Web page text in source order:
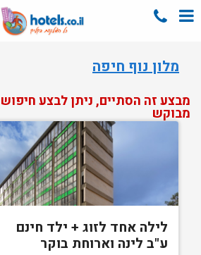
מלון נוף חיפה
מבצע זה הסתיים, ניתן לבצע
מבוקש
לילה אחד לזוג + ילד חינם
ע"ב לינה וארוחת בוקר